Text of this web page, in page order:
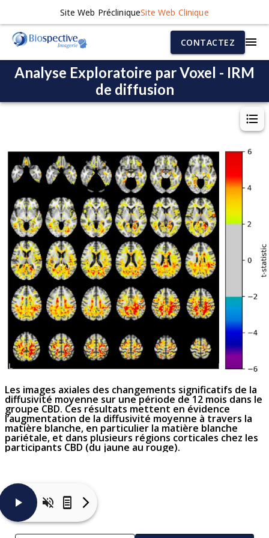
Site Web PrécliniqueSite Web Clinique
CONTACTEZ
Analyse Exploratoire par Voxel - IRM
de diffusion
Les images axiales des changements significatifs de la
diffusivité moyenne sur une période de 12 mois dans le
groupe CBD. Ces résultats mettent en évidence
l’augmentation de la diffusivité moyenne à travers la
matière blanche, en particulier la matière blanche
pariétale, et dans plusieurs régions corticales chez les
participants CBD (du jaune au rouge).
Les
changements